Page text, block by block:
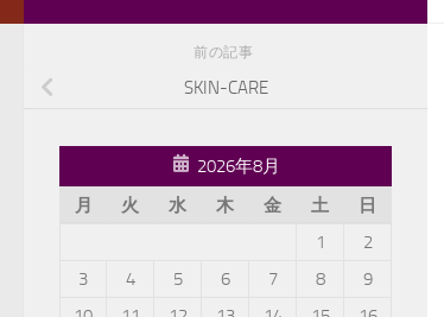
前の記事
SKIN-CARE
2026年8月
月
火 水 木 金 土
日
1
2
3
4 5 6 7 8
9